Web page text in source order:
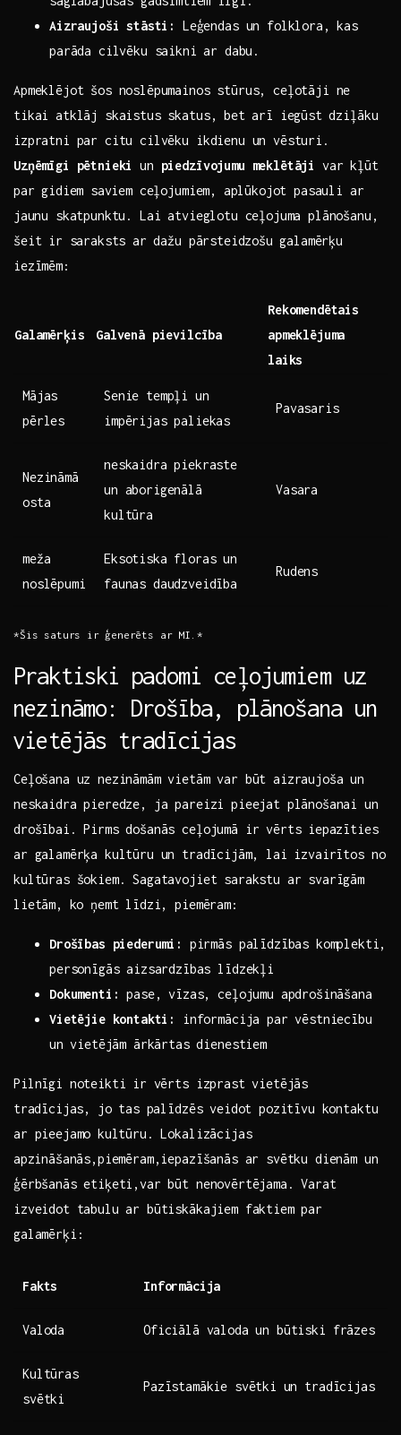
Aizraujoši​ stāsti:
‌Leģendas ‌un ‌folklora, kas
parāda cilvēku saikni ar⁤ dabu.
Apmeklējot šos noslēpumainos stūrus, ceļotāji ne⁣
tikai‍ atklāj skaistus skatus, ⁤bet arī iegūst⁢ dziļāku
izpratni par citu cilvēku ikdienu un vēsturi.
Uzņēmīgi pētnieki un piedzīvojumu meklētāji var kļūt
par ⁣gidiem ⁣saviem ceļojumiem,⁣ aplūkojot pasauli ‌ar
⁢jaunu skatpunktu. Lai atvieglotu ceļojuma​ plānošanu,
šeit ir⁢ saraksts‌ ar⁢ dažu pārsteidzošu⁢ galamērķu
iezīmēm:
Galamērķis Galvenā pievilcība
Rekomendētais
apmeklējuma‌
laiks
Mājas
pērles
Senie ​tempļi ⁣un
impērijas ​paliekas
Pavasaris
Nezināmā‌
osta
neskaidra piekraste⁢
un aborigenālā
kultūra
Vasara
meža
noslēpumi
Eksotiska floras un
faunas daudzveidība
Rudens
*Šis saturs⁤ ir⁣ ģenerēts ar MI.*
Praktiski padomi ceļojumiem uz
⁣nezināmo: Drošība, plānošana un
⁣vietējās tradīcijas
Ceļošana uz nezināmām vietām var būt aizraujoša un
neskaidra‌ pieredze, ja pareizi pieejat plānošanai un
drošībai. Pirms došanās ceļojumā ir vērts ⁤iepazīties
ar galamērķa ‌kultūru un⁤ tradīcijām, lai izvairītos no
kultūras šokiem. Sagatavojiet sarakstu ar‍ svarīgām
‌lietām, ⁣ko ņemt līdzi, piemēram:
Drošības piederumi:
pirmās palīdzības komplekti,
personīgās aizsardzības ‍līdzekļi
Dokumenti: pase, vīzas, ceļojumu apdrošināšana
Vietējie kontakti:
informācija par vēstniecību⁣
un ⁤vietējām ārkārtas dienestiem
Pilnīgi noteikti ⁤ir‍ vērts izprast vietējās
⁢tradīcijas,⁤ jo tas palīdzēs veidot pozitīvu​ kontaktu
ar pieejamo⁣ kultūru. Lokalizācijas
⁢apzināšanās,piemēram,iepazīšanās ar svētku dienām ​un
ģērbšanās etiķeti,var būt nenovērtējama. ⁢Varat
izveidot tabulu‍ ar būtiskākajiem faktiem par
galamērķi:
Fakts Informācija
Valoda Oficiālā valoda un būtiski frāzes
Kultūras
svētki
Pazīstamākie svētki ⁢un ​tradīcijas